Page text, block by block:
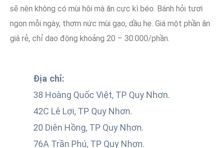
sẽ nên không có mùi hôi mà ăn cực kì béo. Bánh hỏi tươi
ngon mỗi ngày, thơm nức mùi gạo, dầu hẹ. Giá một phần ăn
giá rẻ, chỉ dao động khoảng 20 – 30.000/phần.
Địa chỉ:
38 Hoàng Quốc Việt, TP Quy Nhơn.
42C Lê Lợi, TP Quy Nhơn.
20 Diên Hồng, TP Quy Nhơn.
76A Trần Phú, TP Quy Nhơn.